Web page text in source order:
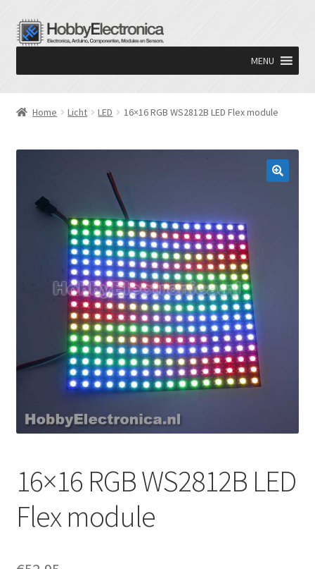
Ga
door
navigatie
Ga
naar
inhoud
MENU
Home Licht LED 16×16 RGB WS2812B LED Flex module
16×16 RGB WS2812B LED
Flex module